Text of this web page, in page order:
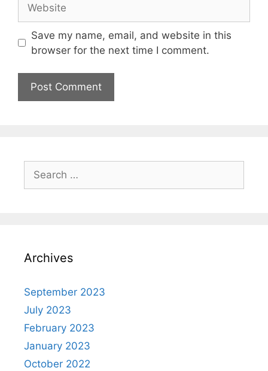
Save my name, email, and website in this
browser for the next time I comment.
Archives
September 2023
July 2023
February 2023
January 2023
October 2022